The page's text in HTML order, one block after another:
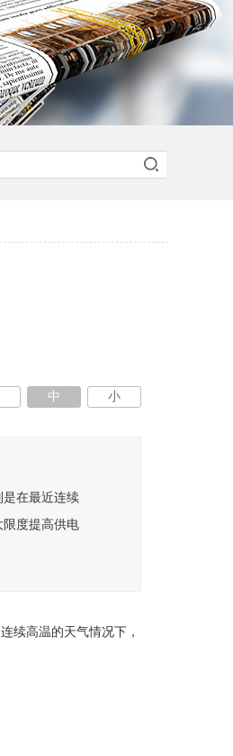
中 小
在最近连续
限度提高供电
续高温的天气情况下，